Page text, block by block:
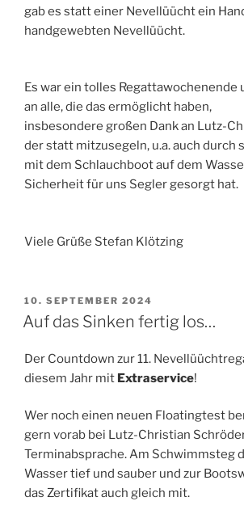
gab es statt einer Nevellüücht ein
handgewebten Nevellüücht.
Es war ein tolles Regattawochenende
an alle, die das ermöglicht haben,
insbesondere großen Dank an Lutz-
der statt mitzusegeln, u.a. auch durch
mit dem Schlauchboot auf dem
Sicherheit für uns Segler gesorgt hat.
Viele Grüße Stefan Klötzing
VERÖFFENTLICHT
AM
10. SEPTEMBER 2024
Auf das Sinken fertig los…
Der Countdown zur 11.
diesem Jahr mit Extraservice!
Wer noch einen neuen Floatingtest
gern vorab bei Lutz-Christian
Terminabsprache. Am Schwimmsteg
Wasser tief und sauber und zur
das Zertifikat auch gleich mit.